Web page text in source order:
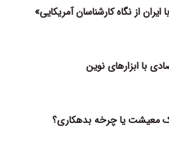
از نگاه کارشناسان آمریکایی»
با ابزارهای نوین
معیشت یا چرخه بدهکاری؟